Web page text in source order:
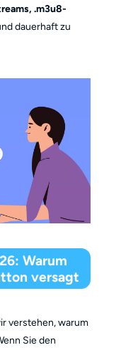
.m3u8-
dauerhaft zu
Warum
versagt
verstehen, warum
Sie den